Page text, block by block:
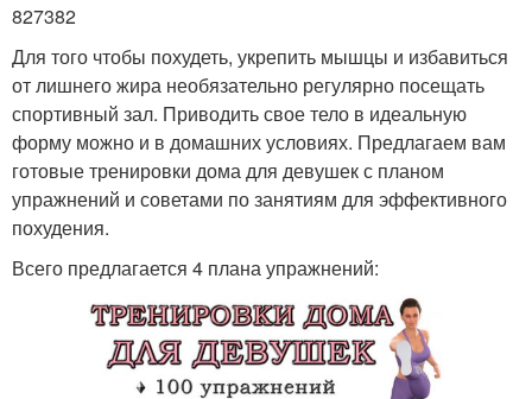
827382
Для того чтобы похудеть, укрепить мышцы и избавиться
от лишнего жира необязательно регулярно посещать
спортивный зал. Приводить свое тело в идеальную
форму можно и в домашних условиях. Предлагаем вам
готовые тренировки дома для девушек с планом
упражнений и советами по занятиям для эффективного
похудения.
Всего предлагается 4 плана упражнений: